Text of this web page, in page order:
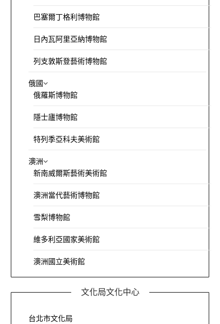
巴塞爾丁格利博物館
日內瓦阿里亞納博物館
列支敦斯登藝術博物館
俄國
俄羅斯博物館
隱士廬博物館
特列季亞科夫美術館
澳洲
新南威爾斯藝術美術館
澳洲當代藝術博物館
雪梨博物館
維多利亞國家美術館
澳洲國立美術館
文化局文化中心
台北市文化局